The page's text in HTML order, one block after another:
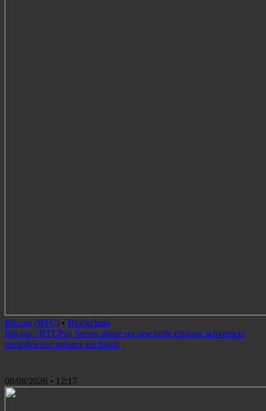
Bitcoin (BTC) • Blockchain
Bitcoin : BTCPay Server alerte sur une faille critique activement
exploitée qui menace les fonds
08/08/2026 • 12:17